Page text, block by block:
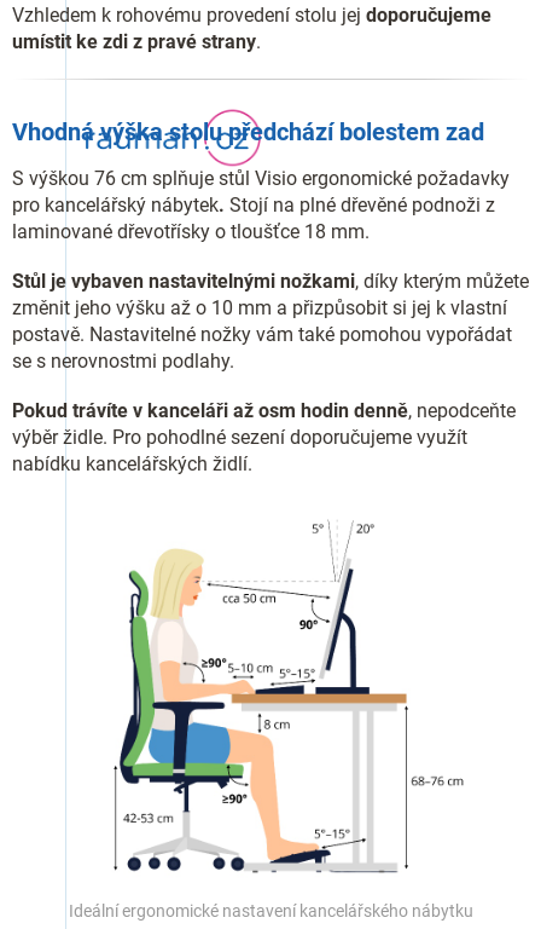
Vzhledem k rohovému provedení stolu jej doporučujeme
umístit ke zdi z pravé strany.
Vhodná výška stolu předchází bolestem zad
S výškou 76 cm splňuje stůl Visio ergonomické požadavky
pro kancelářský nábytek. Stojí na plné dřevěné podnoži z
laminované dřevotřísky o tloušťce 18 mm.
Stůl je vybaven nastavitelnými nožkami, díky kterým můžete
změnit jeho výšku až o 10 mm a přizpůsobit si jej k vlastní
postavě. Nastavitelné nožky vám také pomohou vypořádat
se s nerovnostmi podlahy.
Pokud trávíte v kanceláři až osm hodin denně, nepodceňte
výběr židle. Pro pohodlné sezení doporučujeme využít
nabídku kancelářských židlí.
Ideální ergonomické nastavení kancelářského nábytku